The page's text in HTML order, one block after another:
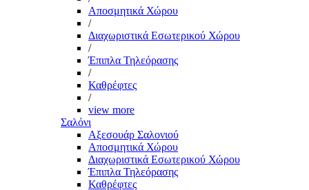
Αποσμητικά Χώρου
/
Διαχωριστικά Εσωτερικού Χώρου
/
Έπιπλα Τηλεόρασης
/
Καθρέφτες
/
view more
Σαλόνι
Αξεσουάρ Σαλονιού
Αποσμητικά Χώρου
Διαχωριστικά Εσωτερικού Χώρου
Έπιπλα Τηλεόρασης
Καθρέφτες